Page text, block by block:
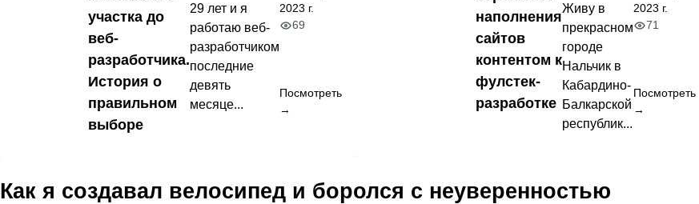
участка до
веб-
разработчика.
История о
правильном
выборе
29 лет и я
работаю веб-
разработчиком
последние
девять
месяце...
2023 г.
69
Посмотреть
→
наполнения
сайтов
контентом к
фулстек-
разработке
Живу в
прекрасном
городе
Нальчик в
Кабардино-
Балкарской
республик...
2023 г.
71
Посмотреть
→
Как я создавал велосипед и боролся с неуверенностью